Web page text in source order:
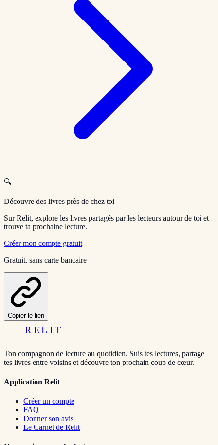
🔍
Découvre des livres près de chez toi
Sur Relit, explore les livres partagés par les lecteurs autour de toi et
trouve ta prochaine lecture.
Créer mon compte gratuit
Gratuit, sans carte bancaire
Copier le lien
RELIT
Ton compagnon de lecture au quotidien. Suis tes lectures, partage
tes livres entre voisins et découvre ton prochain coup de cœur.
Application Relit
Créer un compte
FAQ
Donner son avis
Le Carnet de Relit